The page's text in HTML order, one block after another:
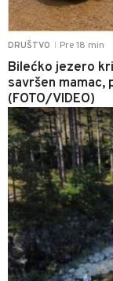
DRUŠTVO Pre 18 min
Bilećko jezero
savršen mamac,
(FOTO/VIDEO)